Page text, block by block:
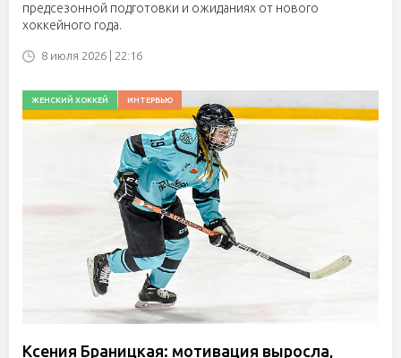
предсезонной подготовки и ожиданиях от нового
хоккейного года.
8 июля 2026 | 22:16
ЖЕНСКИЙ ХОККЕЙ ИНТЕРВЬЮ
Ксения Браницкая: мотивация выросла,